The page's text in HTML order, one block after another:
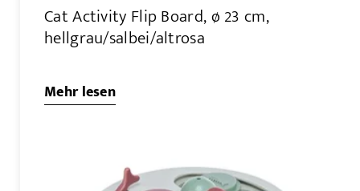
Cat Activity Flip Board, ø 23 cm,
hellgrau/salbei/altrosa
Mehr lesen